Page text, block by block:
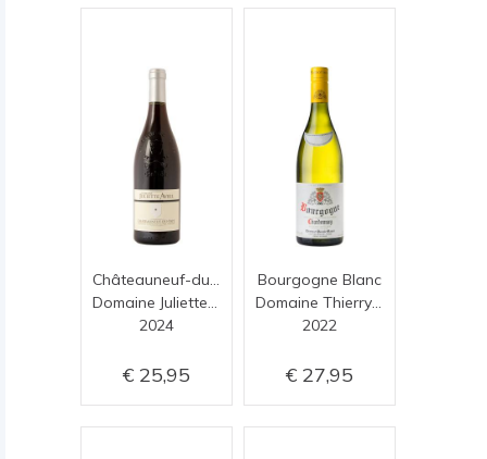
2024
25,95
Bourgogne Blanc
2022
27,95